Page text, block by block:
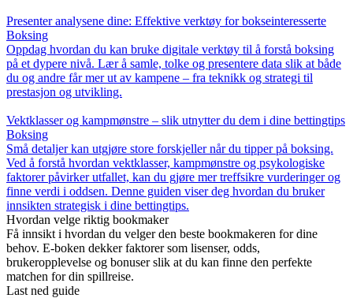
Presenter analysene dine: Effektive verktøy for bokseinteresserte
Boksing
Oppdag hvordan du kan bruke digitale verktøy til å forstå boksing
på et dypere nivå. Lær å samle, tolke og presentere data slik at både
du og andre får mer ut av kampene – fra teknikk og strategi til
prestasjon og utvikling.
Vektklasser og kampmønstre – slik utnytter du dem i dine bettingtips
Boksing
Små detaljer kan utgjøre store forskjeller når du tipper på boksing.
Ved å forstå hvordan vektklasser, kampmønstre og psykologiske
faktorer påvirker utfallet, kan du gjøre mer treffsikre vurderinger og
finne verdi i oddsen. Denne guiden viser deg hvordan du bruker
innsikten strategisk i dine bettingtips.
Hvordan velge riktig bookmaker
Få innsikt i hvordan du velger den beste bookmakeren for dine
behov. E-boken dekker faktorer som lisenser, odds,
brukeropplevelse og bonuser slik at du kan finne den perfekte
matchen for din spillreise.
Last ned guide